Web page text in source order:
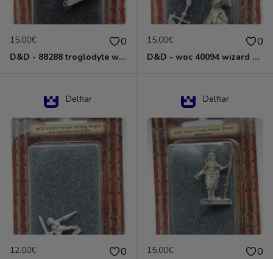
15.00€ 0
D&D - 88288 troglodyte with long Miniature - Donjons Dragons
15.00€ 0
D&D - woc 40094 wizard human male Miniature - Donjons Dragons
Delfiar
12.00€ 0
Delfiar
15.00€ 0